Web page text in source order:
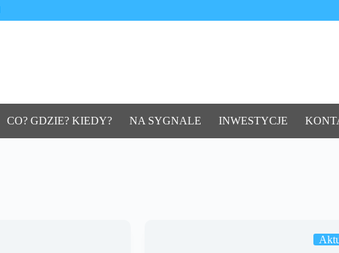
CO? GDZIE? KIEDY? NA SYGNALE INWESTYCJE